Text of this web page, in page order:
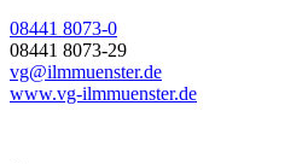
08441 8073-0
08441 8073-29
vg@ilmmuenster.de
www.vg-ilmmuenster.de